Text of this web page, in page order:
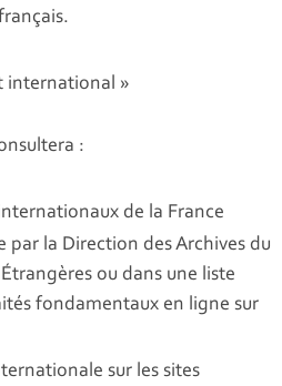
international »
:
de la France
par la Direction des Archives du
ou dans une liste
fondamentaux en ligne sur
sur les sites